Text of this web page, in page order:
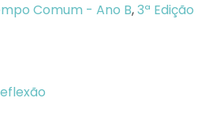
Comum - Ano B,3ª Edição